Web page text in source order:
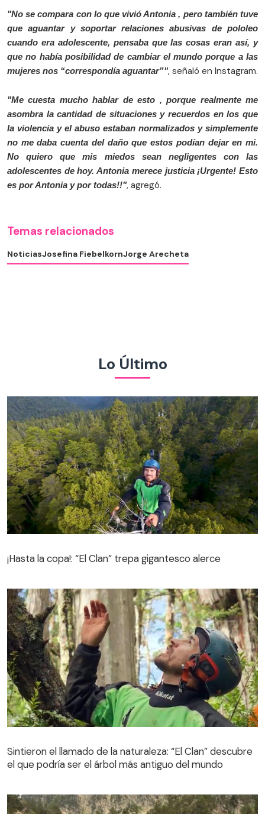
"No se compara con lo que vivió Antonia , pero también tuve
que aguantar y soportar relaciones abusivas de pololeo
cuando era adolescente, pensaba que las cosas eran así, y
que no había posibilidad de cambiar el mundo porque a las
mujeres nos “correspondía aguantar”", señaló en Instagram.
"Me cuesta mucho hablar de esto , porque realmente me
asombra la cantidad de situaciones y recuerdos en los que
la violencia y el abuso estaban normalizados y simplemente
no me daba cuenta del daño que estos podían dejar en mi.
No quiero que mis miedos sean negligentes con las
adolescentes de hoy. Antonia merece justicia ¡Urgente! Esto
es por Antonia y por todas!!", agregó.
Temas relacionados
NoticiasJosefina FiebelkornJorge Arecheta
Lo Último
¡Hasta la copa!: “El Clan” trepa gigantesco alerce
el que podría ser el árbol más antiguo del mundo
Sintieron el llamado de la naturaleza: “El Clan” descubre
el que podría ser el árbol más antiguo del mundo